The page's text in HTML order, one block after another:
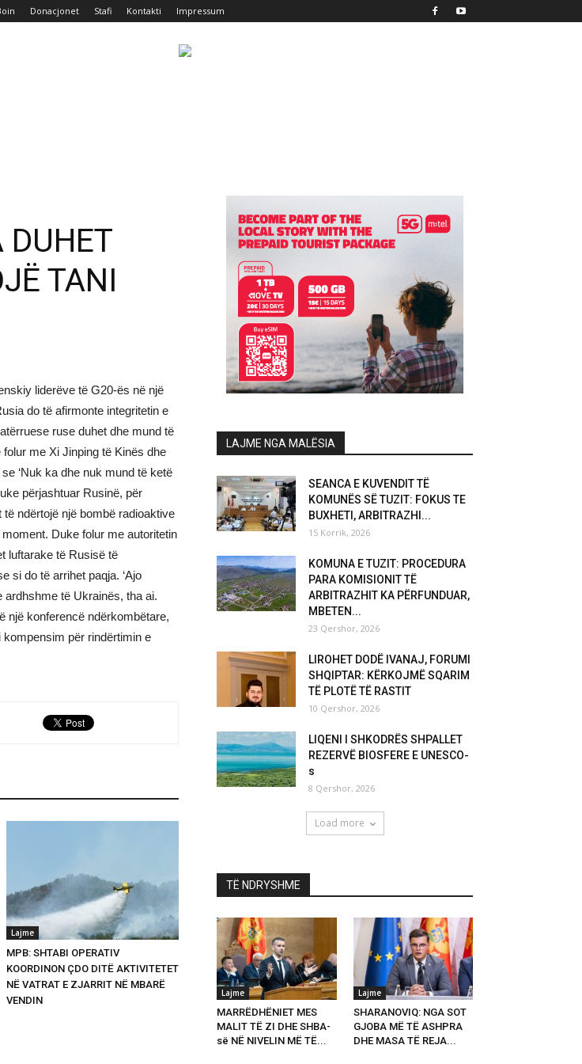
Donacjonet Stafi Kontakti Impressum
DUHET
TANI
liderëve të G20-ës në një
do të afirmonte integritetin e
ruse duhet dhe mund të
me Xi Jinping të Kinës dhe
‘Nuk ka dhe nuk mund të ketë
përjashtuar Rusinë, për
ndërtojë një bombë radioaktive
Duke folur me autoritetin
luftarake të Rusisë të
si do të arrihet paqja. ‘Ajo
të Ukrainës, tha ai.
një konferencë ndërkombëtare,
për rindërtimin e
Lajme
MPB: SHTABI OPERATIV
KOORDINON ÇDO DITË AKTIVITETET
NË VATRAT E ZJARRIT NË MBARË
VENDIN
LAJME NGA MALËSIA
SEANCA E KUVENDIT TË
KOMUNËS SË TUZIT: FOKUS TE
BUXHETI, ARBITRAZHI...
15 Korrik, 2026
KOMUNA E TUZIT: PROCEDURA
PARA KOMISIONIT TË
ARBITRAZHIT KA PËRFUNDUAR,
MBETEN...
23 Qershor, 2026
LIROHET DODË IVANAJ, FORUMI
SHQIPTAR: KËRKOJMË SQARIM
TË PLOTË TË RASTIT
10 Qershor, 2026
LIQENI I SHKODRËS SHPALLET
REZERVË BIOSFERE E UNESCO-
s
8 Qershor, 2026
Load more
TË NDRYSHME
Lajme
MARRËDHËNIET MES
MALIT TË ZI DHE SHBA-
së NË NIVELIN MË TË...
Lajme
SHARANOVIQ: NGA SOT
GJOBA MË TË ASHPRA
DHE MASA TË REJA...